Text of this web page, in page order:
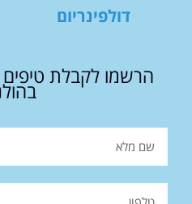
דולפינריום
הרשמו לקבלת טיפים